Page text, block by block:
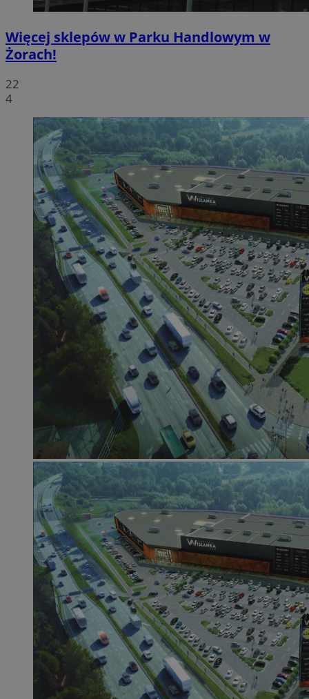
Więcej sklepów w Parku Handlowym w
Żorach!
22
4